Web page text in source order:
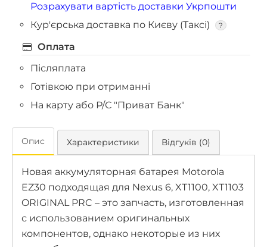
Розрахувати вартість доставки Укрпошти
Кур'єрська доставка по Києву (Таксі)
?
Оплата
Післяплата
Готівкою при отриманні
На карту або Р/С "Приват Банк"
Опис Характеристики Відгуків (0)
Новая аккумуляторная батарея Motorola
EZ30 подходящая для Nexus 6, XT1100, XT1103
ORIGINAL PRC – это запчасть, изготовленная
с использованием оригинальных
компонентов, однако некоторые из них